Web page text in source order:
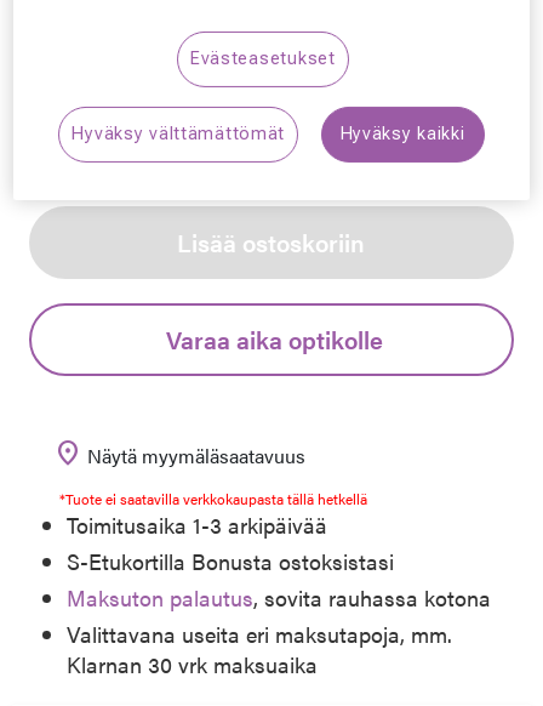
Synttäriale: erä merkkiaurinkolaseja –50 %,
katso alennetut tuotteet!
Lisää ostoskoriin
Varaa aika optikolle
location_on Näytä myymäläsaatavuus
*Tuote ei saatavilla verkkokaupasta tällä hetkellä
Toimitusaika 1-3 arkipäivää
S-Etukortilla Bonusta ostoksistasi
Maksuton palautus, sovita rauhassa kotona
Valittavana useita eri maksutapoja, mm.
Klarnan 30 vrk maksuaika
Evästeasetukset
Hyväksy välttämättömät Hyväksy kaikki